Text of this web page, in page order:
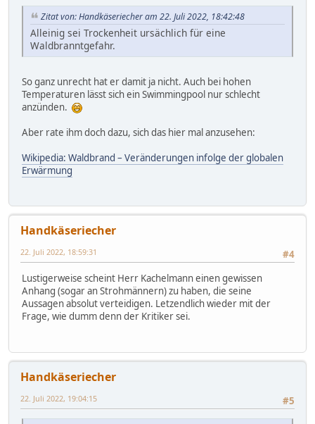
Zitat von: Handkäseriecher am 22. Juli 2022, 18:42:48
Alleinig sei Trockenheit ursächlich für eine
Waldbranntgefahr.
So ganz unrecht hat er damit ja nicht. Auch bei hohen
Temperaturen lässt sich ein Swimmingpool nur schlecht
anzünden.
Aber rate ihm doch dazu, sich das hier mal anzusehen:
Wikipedia: Waldbrand – Veränderungen infolge der globalen
Erwärmung
Handkäseriecher
#4
22. Juli 2022, 18:59:31
Lustigerweise scheint Herr Kachelmann einen gewissen
Anhang (sogar an Strohmännern) zu haben, die seine
Aussagen absolut verteidigen. Letzendlich wieder mit der
Frage, wie dumm denn der Kritiker sei.
Handkäseriecher
#5
22. Juli 2022, 19:04:15